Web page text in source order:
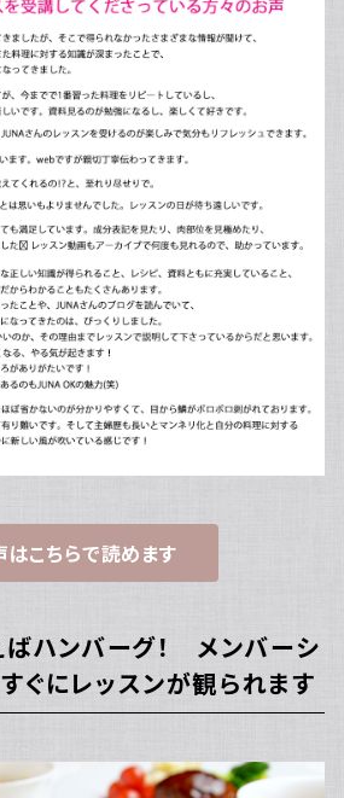
はこちらで読めます
ハンバーグ！ メンバーシ
ぐにレッスンが観られます